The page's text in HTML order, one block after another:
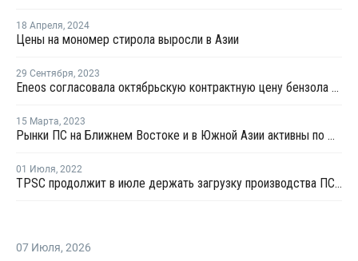
18 Апреля, 2024
Цены на мономер стирола выросли в Азии
29 Сентября, 2023
Eneos согласовала октябрьскую контрактную цену бензола в Азии
15 Марта, 2023
Рынки ПС на Ближнем Востоке и в Южной Азии активны по мере стабилизации цен стирола
01 Июля, 2022
TPSC продолжит в июле держать загрузку производства ПС на уровне 80%
07 Июля, 2026